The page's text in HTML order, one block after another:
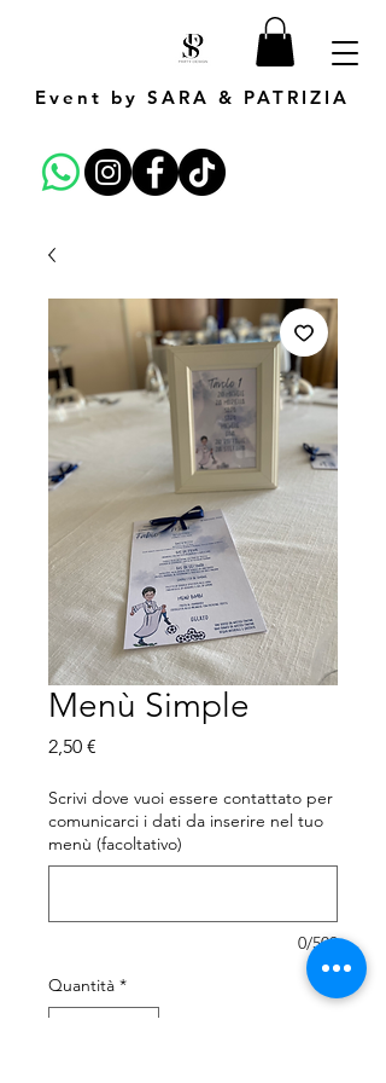
Event by SARA & PATRIZIA
Menù Simple
2,50 €
Scrivi dove vuoi essere contattato per
comunicarci i dati da inserire nel tuo
menù (facoltativo)
0/500
Quantità *